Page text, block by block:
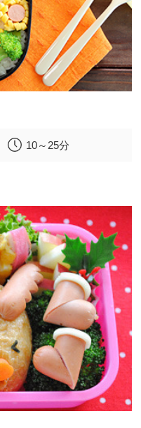
10～25分